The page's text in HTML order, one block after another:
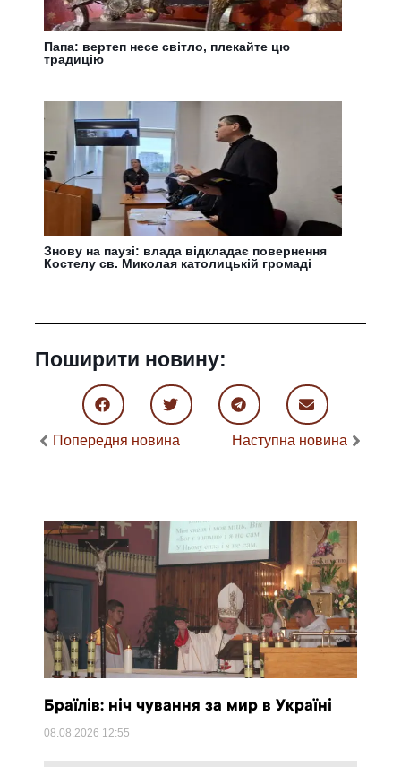
Папа: вертеп несе світло, плекайте цю
традицію
Знову на паузі: влада відкладає повернення
Костелу св. Миколая католицькій громаді
Поширити новину:
Попередня новина Наступна новина
Браїлів: ніч чування за мир в Україні
08.08.2026 12:55